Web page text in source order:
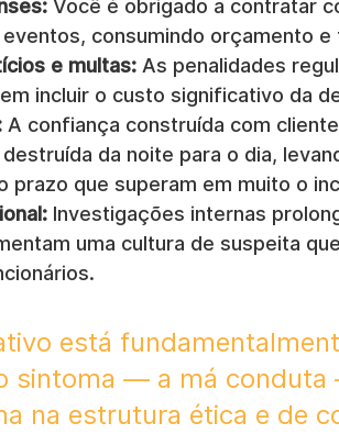
Você é obrigado a contratar
consumindo orçamento e
e multas: As penalidades
incluir o custo significativo da
A confiança construída com
da noite para o dia,
prazo que superam em muito o
Investigações internas
uma cultura de suspeita
está
sintoma — a má
na estrutura ética e de